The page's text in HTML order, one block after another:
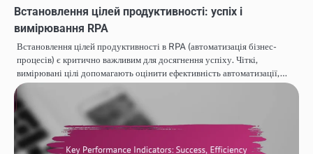
Встановлення цілей продуктивності: успіх і
вимірювання RPA
Встановлення цілей продуктивності в RPA (автоматизація бізнес-
процесів) є критично важливим для досягнення успіху. Чіткі,
вимірювані цілі допомагають оцінити ефективність автоматизації,…